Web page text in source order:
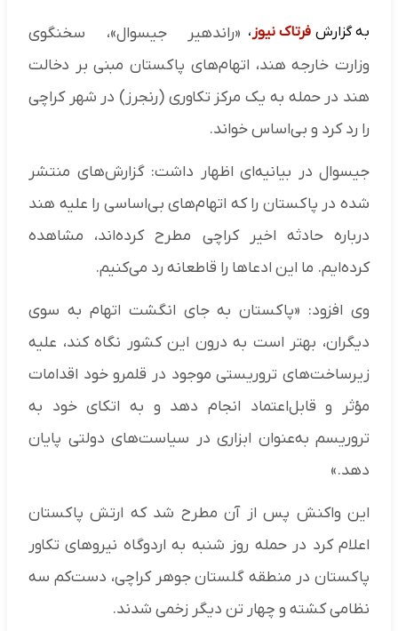
به گزارش فرتاک نیوز ، «راندهیر جیسوال»، سخنگوی
وزارت خارجه هند، اتهام‌های پاکستان مبنی بر دخالت
هند در حمله به یک مرکز تکاوری (رنجرز) در شهر کراچی
را رد کرد و بی‌اساس خواند.
جیسوال در بیانیه‌ای اظهار داشت: گزارش‌های منتشر
شده در پاکستان را که اتهام‌های بی‌اساسی را علیه هند
درباره حادثه اخیر کراچی مطرح کرده‌اند، مشاهده
کرده‌ایم. ما این ادعاها را قاطعانه رد می‌کنیم.
وی افزود: «پاکستان به جای انگشت اتهام به سوی
دیگران، بهتر است به درون این کشور نگاه کند، علیه
زیرساخت‌های تروریستی موجود در قلمرو خود اقدامات
مؤثر و قابل‌اعتماد انجام دهد و به اتکای خود به
تروریسم به‌عنوان ابزاری در سیاست‌های دولتی پایان
دهد.»
این واکنش پس از آن مطرح شد که ارتش پاکستان
اعلام کرد در حمله روز شنبه به اردوگاه نیروهای تکاور
پاکستان در منطقه گلستان جوهر کراچی، دست‌کم سه
نظامی کشته و چهار تن دیگر زخمی شدند.